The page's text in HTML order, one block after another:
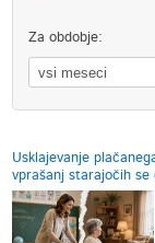
Za obdobje:
Usklajevanje
vprašanj starajočih se